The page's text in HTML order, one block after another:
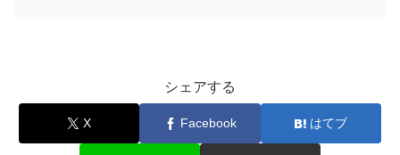
シェアする
X Facebook はてブ